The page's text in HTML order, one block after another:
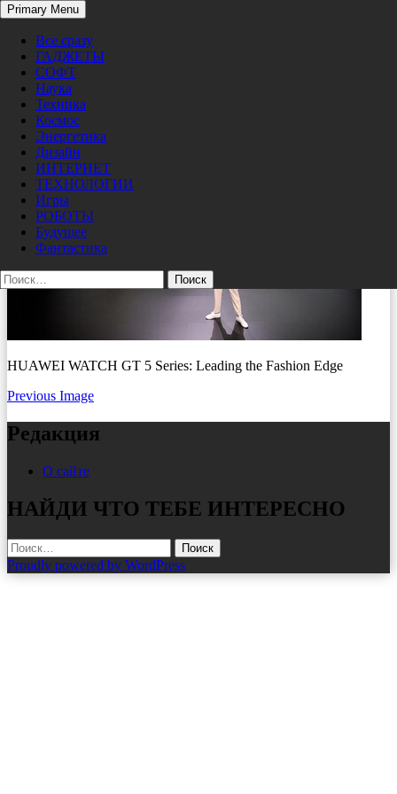
Skip
content
Pro/Hi-Tech
Search
Primary Menu
Все сразу
ГАДЖЕТЫ
СОФТ
Наука
Техника
Космос
Энергетика
Дизайн
ИНТЕРНЕТ
ТЕХНОЛОГИИ
Игры
РОБОТЫ
Будущее
Фантастика
Найти:
Edge
09/24/2024 400 × 267
устройства
HUAWEI WATCH GT 5 Series: Leading the Fashion Edge
Previous Image
Редакция
О сайте
НАЙДИ ЧТО ТЕБЕ ИНТЕРЕСНО
Найти:
Proudly powered by WordPress